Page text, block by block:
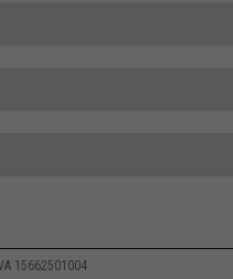
15662501004